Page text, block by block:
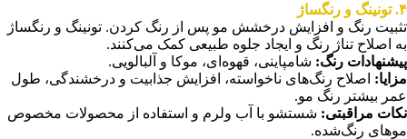
۴. تونینگ و رنگساژ
تثبیت رنگ و افزایش درخشش مو پس از رنگ کردن. تونینگ و رنگساژ
به اصلاح تناژ رنگ و ایجاد جلوه طبیعی کمک می‌کنند.
پیشنهادات رنگ: شامپاینی، قهوه‌ای، موکا و آلبالویی.
مزایا: اصلاح رنگ‌های ناخواسته، افزایش جذابیت و درخشندگی، طول
عمر بیشتر رنگ مو.
نکات مراقبتی: شستشو با آب ولرم و استفاده از محصولات مخصوص
موهای رنگ‌شده.